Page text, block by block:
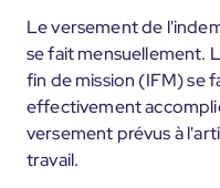
Le versement de
se fait mensuellement.
fin de mission (IFM) se
effectivement
versement prévus à
travail.